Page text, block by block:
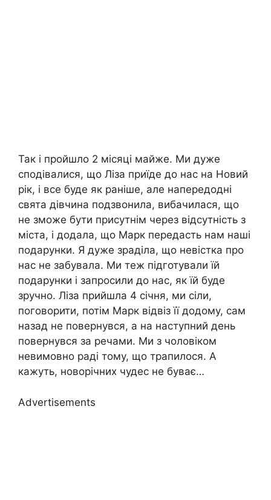
Так і пройшло 2 місяці майже. Ми дуже
сподівалися, що Ліза приїде до нас на Новий
рік, і все буде як раніше, але напередодні
свята дівчина подзвонила, вибачилася, що
не зможе бути присутнім через відсутність з
міста, і додала, що Марк передасть нам наші
подарунки. Я дуже зраділа, що невістка про
нас не забувала. Ми теж підготували їй
подарунки і запросили до нас, як їй буде
зручно. Ліза прийшла 4 січня, ми сіли,
поговорити, потім Марк відвіз її додому, сам
назад не повернувся, а на наступний день
повернувся за речами. Ми з чоловіком
невимовно раді тому, що трапилося. А
кажуть, новорічних чудес не буває…
Advertisements